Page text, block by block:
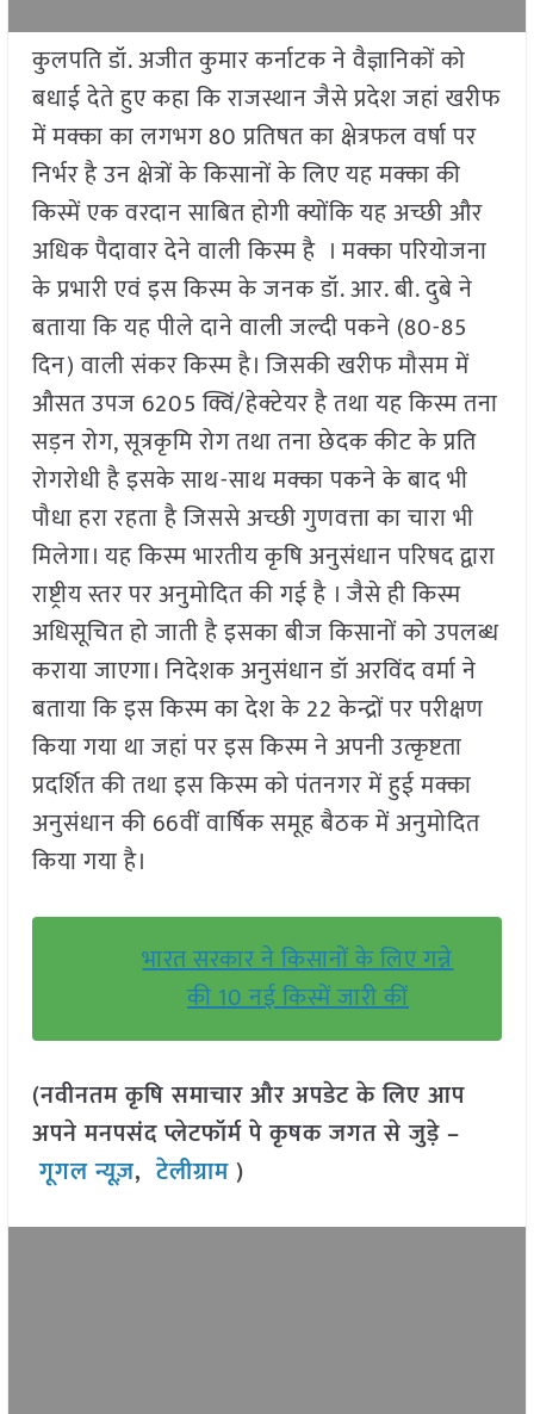
कुलपति डॉ. अजीत कुमार कर्नाटक ने वैज्ञानिकों को
बधाई देते हुए कहा कि राजस्थान जैसे प्रदेश जहां खरीफ
में मक्का का लगभग 80 प्रतिषत का क्षेत्रफल वर्षा पर
निर्भर है उन क्षेत्रों के किसानों के लिए यह मक्का की
किस्में एक वरदान साबित होगी क्योंकि यह अच्छी और
अधिक पैदावार देने वाली किस्म है । मक्का परियोजना
के प्रभारी एवं इस किस्म के जनक डॉ. आर. बी. दुबे ने
बताया कि यह पीले दाने वाली जल्दी पकने (80-85
दिन) वाली संकर किस्म है। जिसकी खरीफ मौसम में
औसत उपज 6205 क्विं/हेक्टेयर है तथा यह किस्म तना
सड़न रोग, सूत्रकृमि रोग तथा तना छेदक कीट के प्रति
रोगरोधी है इसके साथ-साथ मक्का पकने के बाद भी
पौधा हरा रहता है जिससे अच्छी गुणवत्ता का चारा भी
मिलेगा। यह किस्म भारतीय कृषि अनुसंधान परिषद द्वारा
राष्ट्रीय स्तर पर अनुमोदित की गई है । जैसे ही किस्म
अधिसूचित हो जाती है इसका बीज किसानों को उपलब्ध
कराया जाएगा। निदेशक अनुसंधान डॉ अरविंद वर्मा ने
बताया कि इस किस्म का देश के 22 केन्द्रों पर परीक्षण
किया गया था जहां पर इस किस्म ने अपनी उत्कृष्टता
प्रदर्शित की तथा इस किस्म को पंतनगर में हुई मक्का
अनुसंधान की 66वीं वार्षिक समूह बैठक में अनुमोदित
किया गया है।
भारत सरकार ने किसानों के लिए गन्ने
की 10 नई किस्में जारी कीं
(नवीनतम कृषि समाचार और अपडेट के लिए आप
अपने मनपसंद प्लेटफॉर्म पे कृषक जगत से जुड़े –
गूगल न्यूज़,टेलीग्राम )